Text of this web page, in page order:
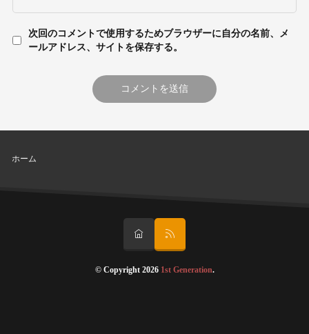
次回のコメントで使用するためブラウザーに自分の名前、メ
ールアドレス、サイトを保存する。
ホーム
© Copyright 2026 1st Generation.